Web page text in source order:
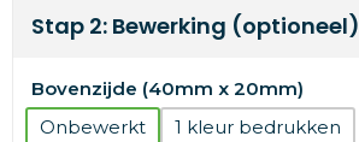
Stap 2: Bewerking (optioneel)
Bovenzijde (40mm x 20mm)
Onbewerkt
1